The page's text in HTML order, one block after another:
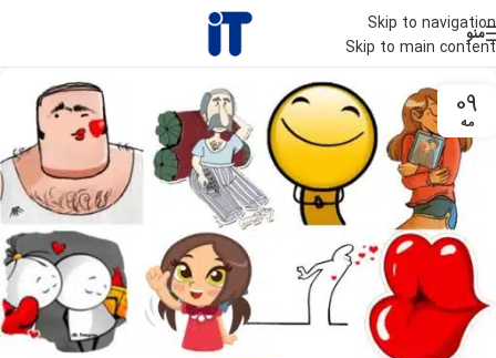
Skip to navigation
Skip to main content
منو
09
مه